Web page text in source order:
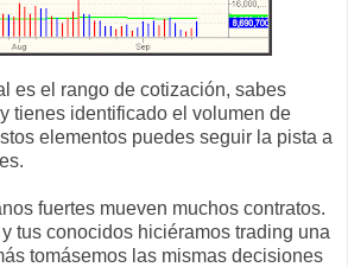
es el rango de cotización, sabes
tienes identificado el volumen de
elementos puedes seguir la pista a
fuertes mueven muchos contratos.
tus conocidos hiciéramos trading una
tomásemos las mismas decisiones